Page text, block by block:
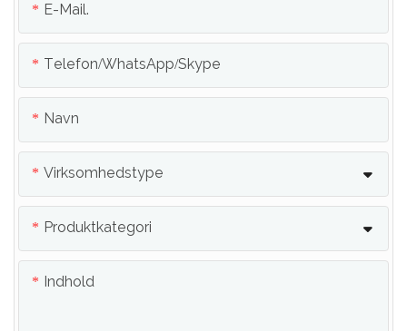
E-Mail.
Telefon/whatsApp/skype
Navn
Virksomhedstype
Produktkategori
Indhold